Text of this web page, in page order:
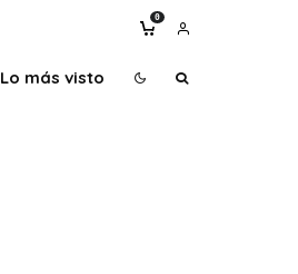
0
Lo más visto